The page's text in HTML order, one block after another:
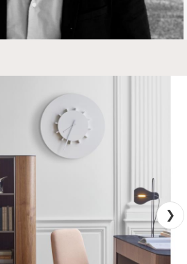
du meuble TV est
même finition que
de finitions au
page suivante.
en multiplis de 8 mm
Corps arrondi (côté
tiroirs toujours plaqués
avec intérieur laqué
au choix en grès cérame